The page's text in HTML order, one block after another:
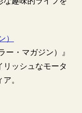
）
ー・マガジン）』
リッシュなモータ
。